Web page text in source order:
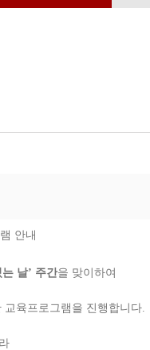
안내
날’ 주간을 맞이하여
육프로그램을 진행합니다.